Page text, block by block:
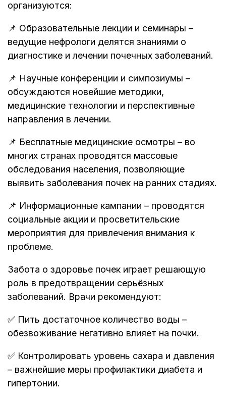
организуются:
📌 Образовательные лекции и семинары –
ведущие нефрологи делятся знаниями о
диагностике и лечении почечных заболеваний.
📌 Научные конференции и симпозиумы –
обсуждаются новейшие методики,
медицинские технологии и перспективные
направления в лечении.
📌 Бесплатные медицинские осмотры – во
многих странах проводятся массовые
обследования населения, позволяющие
выявить заболевания почек на ранних стадиях.
📌 Информационные кампании – проводятся
социальные акции и просветительские
мероприятия для привлечения внимания к
проблеме.
Забота о здоровье почек играет решающую
роль в предотвращении серьёзных
заболеваний. Врачи рекомендуют:
✅ Пить достаточное количество воды –
обезвоживание негативно влияет на почки.
✅ Контролировать уровень сахара и давления
– важнейшие меры профилактики диабета и
гипертонии.